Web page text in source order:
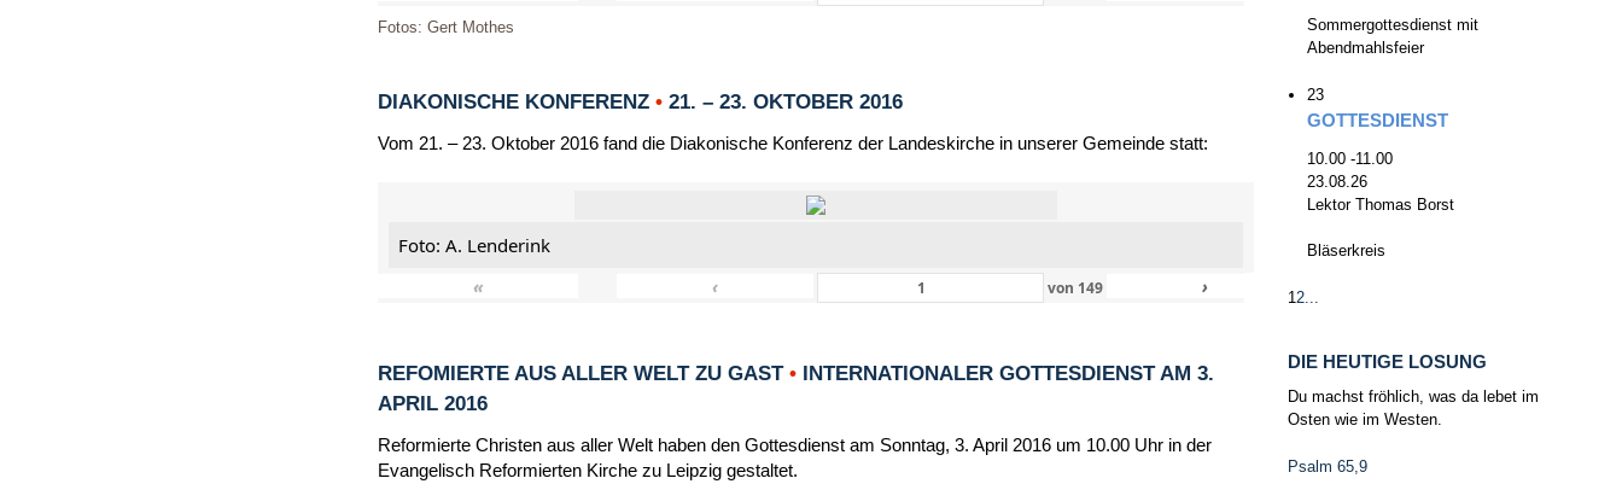
Fotos: Gert Mothes
DIAKONISCHE KONFERENZ • 21. – 23. OKTOBER 2016
Vom 21. – 23. Oktober 2016 fand die Diakonische Konferenz der Landeskirche in unserer Gemeinde statt:
Foto: A. Lenderink
«
‹ von 149 ›
REFOMIERTE AUS ALLER WELT ZU GAST • INTERNATIONALER GOTTESDIENST AM 3.
APRIL 2016
Reformierte Christen aus aller Welt haben den Gottesdienst am Sonntag, 3. April 2016 um 10.00 Uhr in der
Evangelisch Reformierten Kirche zu Leipzig gestaltet.
Sommergottesdienst mit
Abendmahlsfeier
23
GOTTESDIENST
10.00 -11.00
23.08.26
Lektor Thomas Borst
Bläserkreis
12...
DIE HEUTIGE LOSUNG
Du machst fröhlich, was da lebet im
Osten wie im Westen.
Psalm 65,9